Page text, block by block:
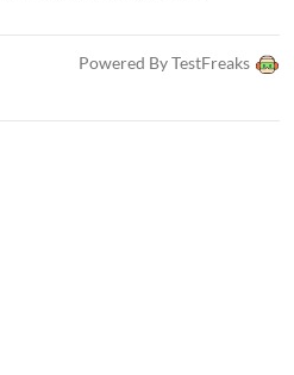
Powered By TestFreaks